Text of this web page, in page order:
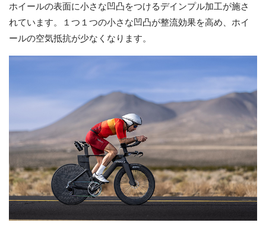
ホイールの表面に小さな凹凸をつけるデインプル加工が施さ
れています。１つ１つの小さな凹凸が整流効果を高め、ホイ
ールの空気抵抗が少なくなります。